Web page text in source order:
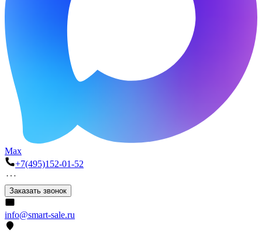
Max
+7(495)152-01-52
Заказать звонок
info@smart-sale.ru